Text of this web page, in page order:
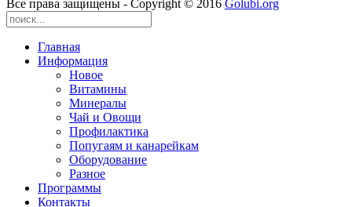
Все права защищены - Copyright © 2016 Golubi.org
Главная
Информация
Новое
Витамины
Минералы
Чай и Овощи
Профилактика
Попугаям и канарейкам
Оборудование
Разное
Программы
Контакты